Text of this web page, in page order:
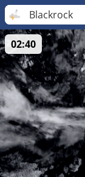
Blackrock
02:40